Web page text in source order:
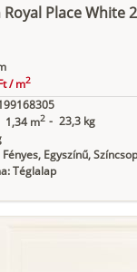
Place White
/m2
1,34 m2 - 23,3 kg
Fényes, Egyszínű,
Téglalap